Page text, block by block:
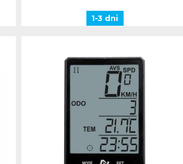
1-3 dni